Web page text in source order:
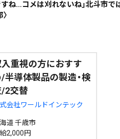
ね…コメは刈れないね」北斗市で
重視の方におすす
半導体製品の製造・検
2交替
会社ワールドインテック
道 千歳市
2,000円